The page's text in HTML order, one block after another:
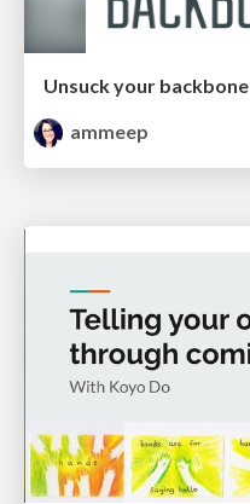
Unsuck your backbone
ammeep